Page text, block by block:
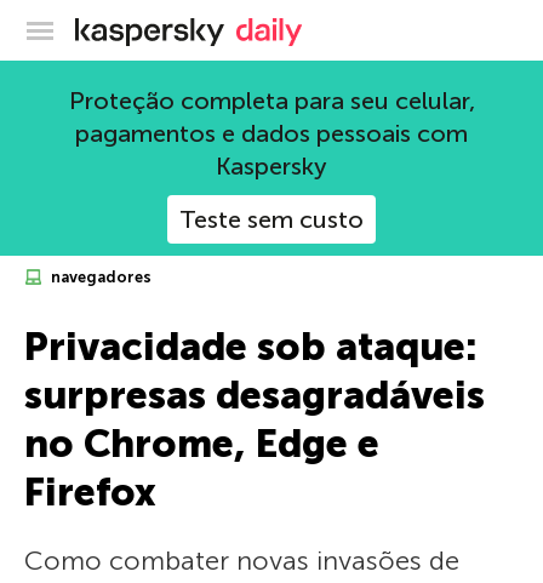
Blog oficial da Kaspersky
Proteção completa para seu celular,
pagamentos e dados pessoais com
Kaspersky
Teste sem custo
navegadores
Privacidade sob ataque:
surpresas desagradáveis
no Chrome, Edge e
Firefox
Como combater novas invasões de